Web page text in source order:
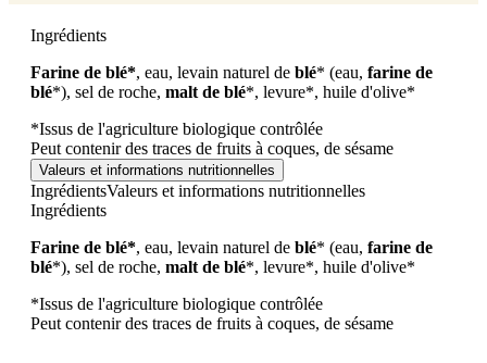
Ingrédients
Farine de blé*, eau, levain naturel de blé* (eau, farine de
blé*), sel de roche, malt de blé*, levure*, huile d'olive*
*Issus de l'agriculture biologique contrôlée
Peut contenir des traces de fruits à coques, de sésame
Valeurs et informations nutritionnelles
IngrédientsValeurs et informations nutritionnelles
Ingrédients
Farine de blé*, eau, levain naturel de blé* (eau, farine de
blé*), sel de roche, malt de blé*, levure*, huile d'olive*
*Issus de l'agriculture biologique contrôlée
Peut contenir des traces de fruits à coques, de sésame